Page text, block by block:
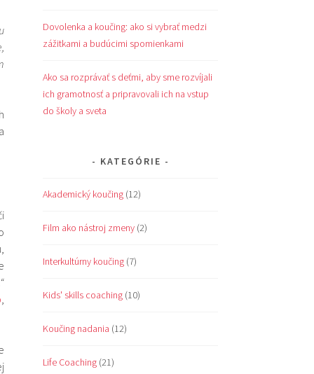
Dovolenka a koučing: ako si vybrať medzi
zážitkami a budúcimi spomienkami
Ako sa rozprávať s deťmi, aby sme rozvíjali
ich gramotnosť a pripravovali ich na vstup
do školy a sveta
KATEGÓRIE
Akademický koučing (12)
Film ako nástroj zmeny (2)
Interkultúrny koučing (7)
Kids' skills coaching (10)
Koučing nadania (12)
Life Coaching (21)